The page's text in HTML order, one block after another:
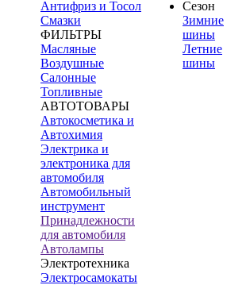
Антифриз и Тосол
Смазки
ФИЛЬТРЫ
Масляные
Воздушные
Салонные
Топливные
АВТОТОВАРЫ
Автокосметика и
Автохимия
Электрика и
электроника для
автомобиля
Автомобильный
инструмент
Принадлежности
для автомобиля
Автолампы
Электротехника
Электросамокаты
Сезон
Зимние
шины
Летние
шины